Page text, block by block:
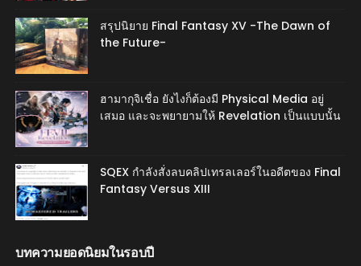
สรุปนิยาย Final Fantasy XV -The Dawn of
the Future-
ฮามากุจิเชื่อ ยังไงก็ต้องมี Physical Media อยู่
เสมอ และจะพยายามให้ Revelation เป็นแบบนั้น
SQEX กำลังสั่งลบคลิปเทรลเลอร์ในอดีตของ Final
Fantasy Versus XIII
บทความยอดนิยมในรอบปี